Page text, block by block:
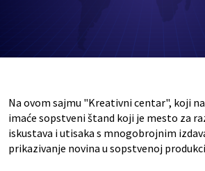
Na ovom sajmu "Kreativni centar", koji
imaće sopstveni štand koji je mesto za
iskustava i utisaka s mnogobrojnim
prikazivanje novina u sopstvenoj